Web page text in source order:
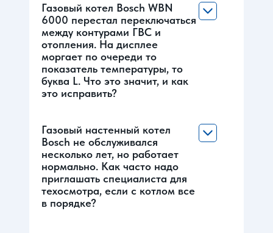
Газовый котел Bosch WBN
6000 перестал переключаться
между контурами ГВС и
отопления. На дисплее
моргает по очереди то
показатель температуры, то
буква L. Что это значит, и как
это исправить?
Газовый настенный котел
Bosch не обслуживался
несколько лет, но работает
нормально. Как часто надо
приглашать специалиста для
техосмотра, если с котлом все
в порядке?